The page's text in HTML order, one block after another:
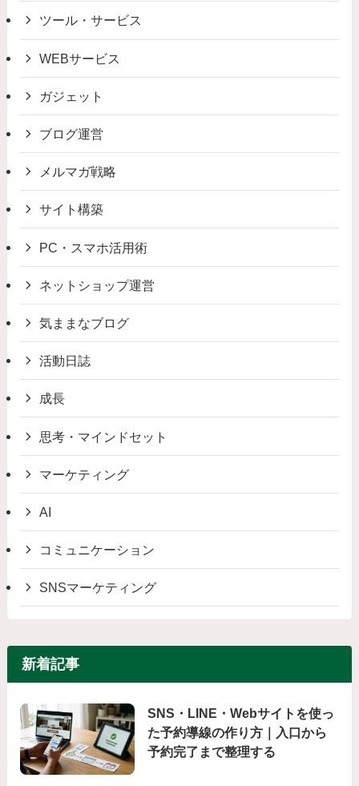
ツール・サービス
WEBサービス
ガジェット
ブログ運営
メルマガ戦略
サイト構築
PC・スマホ活用術
ネットショップ運営
気ままなブログ
活動日誌
成長
思考・マインドセット
マーケティング
AI
コミュニケーション
SNSマーケティング
新着記事
SNS・LINE・Webサイトを使っ
た予約導線の作り方｜入口から
予約完了まで整理する